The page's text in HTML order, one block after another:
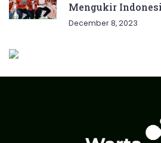
Mengukir
December 8, 2023